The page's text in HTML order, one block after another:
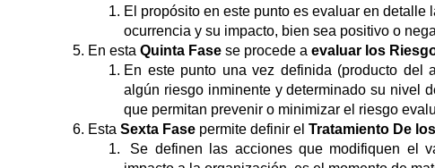
El propósito en este punto es evaluar en
ocurrencia y su impacto, bien sea positivo o
En esta Quinta Fase se procede a evaluar los
En este punto una vez definida (producto
algún riesgo inminente y determinado su nivel
que permitan prevenir o minimizar el riesgo
Esta Sexta Fase permite definir el Tratamiento De
Se definen las acciones que modifiquen el